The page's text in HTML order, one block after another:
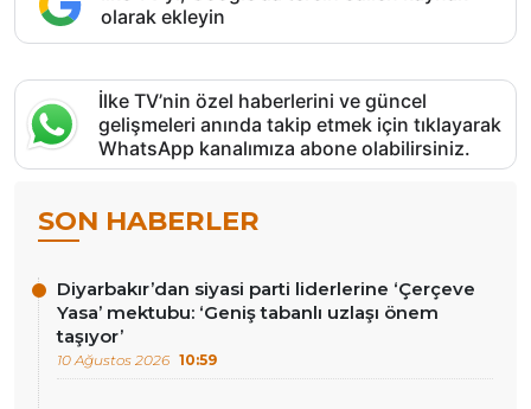
olarak ekleyin
İlke TV’nin özel haberlerini ve güncel
gelişmeleri anında takip etmek için tıklayarak
WhatsApp kanalımıza abone olabilirsiniz.
SON HABERLER
Diyarbakır’dan siyasi parti liderlerine ‘Çerçeve
Yasa’ mektubu: ‘Geniş tabanlı uzlaşı önem
taşıyor’
10 Ağustos 2026 10:59